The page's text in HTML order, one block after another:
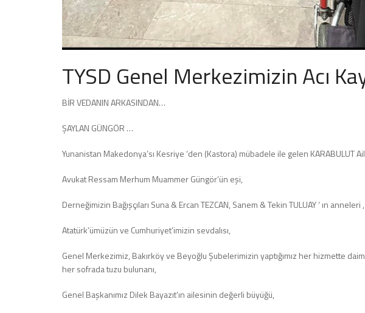
TYSD Genel Merkezimizin Acı
BİR VEDANIN ARKASINDAN…
ŞAYLAN GÜNGÖR …
Yunanistan Makedonya’sı Kesriye ‘den (Kastora) mübadele ile gelen KARABULUT
Avukat Ressam Merhum Muammer Güngör’ün eşi,
Derneğimizin Bağışçıları Suna & Ercan TEZCAN, Sanem & Tekin TULUAY ‘ ın anneleri ,
Atatürk’ümüzün ve Cumhuriyet’imizin sevdalısı,
Genel Merkezimiz, Bakırköy ve Beyoğlu Şubelerimizin yaptığımız her hizmette
her sofrada tuzu bulunanı,
Genel Başkanımız Dilek Bayazıt’ın ailesinin değerli büyüğü,